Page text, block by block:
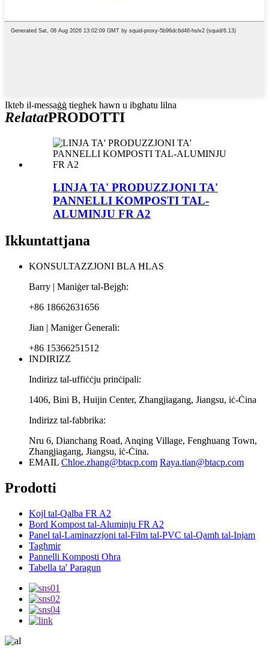
Ikteb il-messaġġ tiegħek hawn u ibgħatu lilna
RelatatPRODOTTI
LINJA TA' PRODUZZJONI TA'
PANNELLI KOMPOSTI TAL-
ALUMINJU FR A2
Ikkuntattjana
KONSULTAZZJONI BLA ĦLAS
Barry | Maniġer tal-Bejgħ:
+86 18662631656
Jian | Maniġer Ġenerali:
+86 15366251512
INDIRIZZ
Indirizz tal-uffiċċju prinċipali:
1406, Bini B, Huijin Center, Zhangjiagang, Jiangsu, iċ-Ċina
Indirizz tal-fabbrika:
Nru 6, Dianchang Road, Anqing Village, Fenghuang Town,
Zhangjiagang, Jiangsu, iċ-Ċina.
EMAIL Chloe.zhang@btacp.com Raya.tian@btacp.com
Prodotti
Kojl tal-Qalba FR A2
Bord Kompost tal-Aluminju FR A2
Panel tal-Laminazzjoni tal-Film tal-PVC tal-Qamħ tal-Injam
Tagħmir
Pannelli Komposti Oħra
Tabella ta' Paragun